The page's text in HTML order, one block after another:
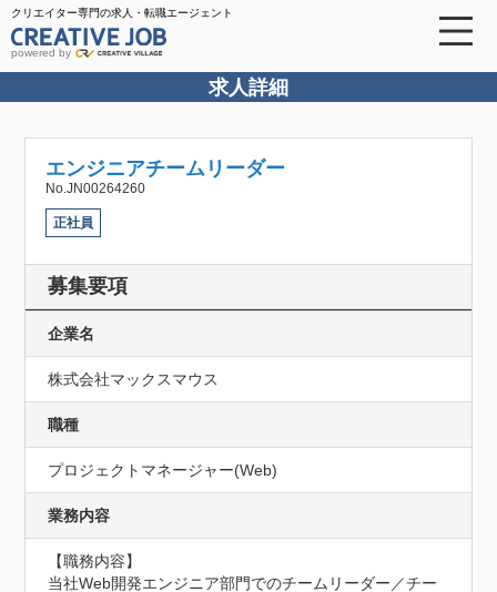
クリエイター専門の求人・転職エージェント
powered by
求人詳細
エンジニアチームリーダー
No.JN00264260
正社員
募集要項
企業名
株式会社マックスマウス
職種
プロジェクトマネージャー(Web)
業務内容
【職務内容】
当社Web開発エンジニア部門でのチームリーダー／チー